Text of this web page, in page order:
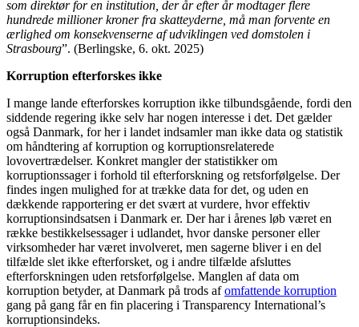
som direktør for en institution, der år efter år modtager flere
hundrede millioner kroner fra skatteyderne, må man forvente en
ærlighed om konsekvenserne af udviklingen ved domstolen i
Strasbourg”. (Berlingske, 6. okt. 2025)
Korruption efterforskes ikke
I mange lande efterforskes korruption ikke tilbundsgående, fordi den
siddende regering ikke selv har nogen interesse i det. Det gælder
også Danmark, for her i landet indsamler man ikke data og statistik
om håndtering af korruption og korruptionsrelaterede
lovovertrædelser. Konkret mangler der statistikker om
korruptionssager i forhold til efterforskning og retsforfølgelse. Der
findes ingen mulighed for at trække data for det, og uden en
dækkende rapportering er det svært at vurdere, hvor effektiv
korruptionsindsatsen i Danmark er. Der har i årenes løb været en
række bestikkelsessager i udlandet, hvor danske personer eller
virksomheder har været involveret, men sagerne bliver i en del
tilfælde slet ikke efterforsket, og i andre tilfælde afsluttes
efterforskningen uden retsforfølgelse. Manglen af data om
korruption betyder, at Danmark på trods afomfattende korruption
gang på gang får en fin placering i Transparency International’s
korruptionsindeks.